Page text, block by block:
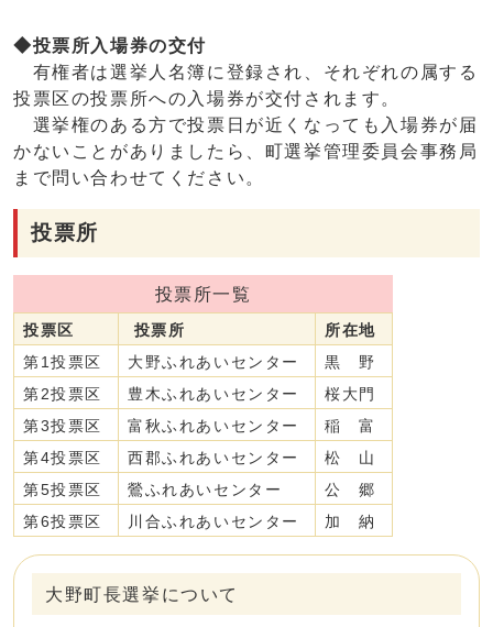
◆投票所入場券の交付
有権者は選挙人名簿に登録され、それぞれの属する
投票区の投票所への入場券が交付されます。
選挙権のある方で投票日が近くなっても入場券が届
かないことがありましたら、町選挙管理委員会事務局
まで問い合わせてください。
投票所
投票所一覧
投票区 投票所
所在地
第1投票区
大野ふれあいセンター
黒 野
第2投票区
豊木ふれあいセンター
桜大門
第3投票区
富秋ふれあいセンター
稲 富
第4投票区
西郡ふれあいセンター
松 山
第5投票区
鶯ふれあいセンター
公 郷
第6投票区
川合ふれあいセンター 加 納
大野町長選挙について